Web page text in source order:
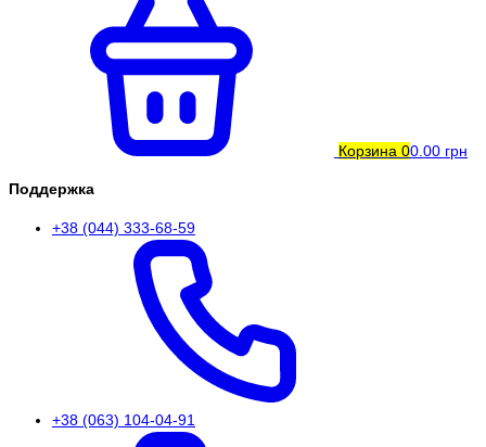
Корзина 00.00 грн
Поддержка
+38 (044) 333-68-59
+38 (063) 104-04-91